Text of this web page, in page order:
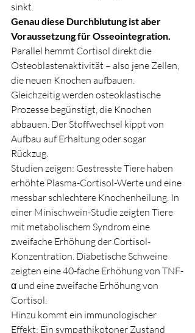
sinkt.
Genau diese Durchblutung ist aber
Voraussetzung für Osseointegration.
Parallel hemmt Cortisol direkt die
Osteoblastenaktivität – also jene Zellen,
die neuen Knochen aufbauen.
Gleichzeitig werden osteoklastische
Prozesse begünstigt, die Knochen
abbauen. Der Stoffwechsel kippt von
Aufbau auf Erhaltung oder sogar
Rückzug.
Studien zeigen: Gestresste Tiere haben
erhöhte Plasma-Cortisol-Werte und eine
messbar schlechtere Knochenheilung. In
einer Minischwein-Studie zeigten Tiere
mit metabolischem Syndrom eine
zweifache Erhöhung der Cortisol-
Konzentration. Diabetische Schweine
zeigten eine 40-fache Erhöhung von TNF-
α und eine zweifache Erhöhung von
Cortisol.
Hinzu kommt ein immunologischer
Effekt: Ein sympathikotoner Zustand